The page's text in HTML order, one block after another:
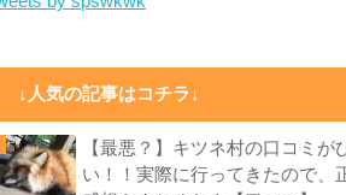
↓人気の記事はコチラ↓
【最悪？】キツネ村の口コミが
い！！実際に行ってきたので、